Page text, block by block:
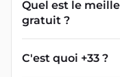
Quel est le
gratuit ?
France Verif
recherche de
et gratuite pour
C'est quoi +33 ?
L'indicatif +33